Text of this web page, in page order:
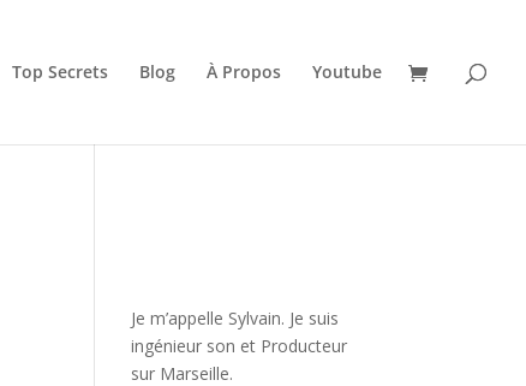
Top Secrets Blog À Propos Youtube
Je m’appelle Sylvain. Je suis
ingénieur son et Producteur
sur Marseille.